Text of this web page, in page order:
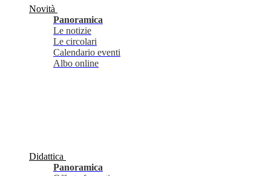
Novità
Panoramica
Le notizie
Le circolari
Calendario eventi
Albo online
Didattica
Panoramica